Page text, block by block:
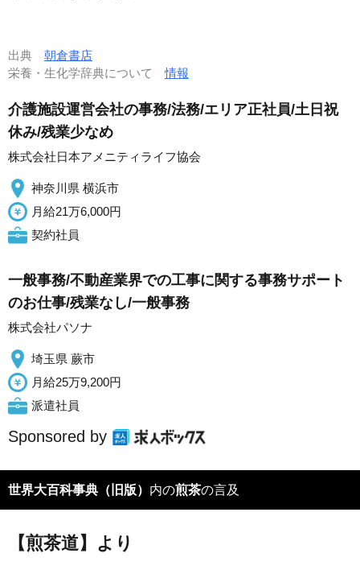
出典 朝倉書店
栄養・生化学辞典について情報
介護施設運営会社の事務/法務/エリア正社員/土日祝
休み/残業少なめ
株式会社日本アメニティライフ協会
神奈川県 横浜市
月給21万6,000円
契約社員
一般事務/不動産業界での工事に関する事務サポート
のお仕事/残業なし/一般事務
株式会社パソナ
埼玉県 蕨市
月給25万9,200円
派遣社員
Sponsored by
世界大百科事典（旧版） 内の煎茶の言及
【煎茶道】より